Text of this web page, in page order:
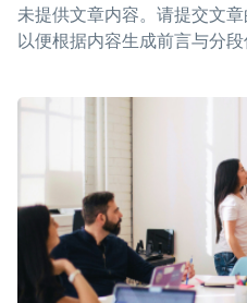
未提供文章内容。请提交文
以便根据内容生成前言与分段